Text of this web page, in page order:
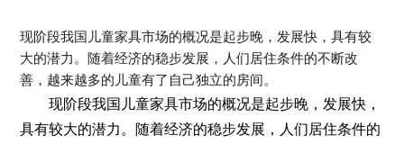
现阶段我国儿童家具市场的概况是起步晚，发展快，具有较
大的潜力。随着经济的稳步发展，人们居住条件的不断改
善，越来越多的儿童有了自己独立的房间。
现阶段我国儿童家具市场的概况是起步晚，发展快，
具有较大的潜力。随着经济的稳步发展，人们居住条件的